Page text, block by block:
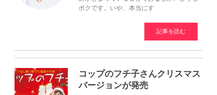
ボクです。いや、本当にす
記事を読む
コップのフチ子さんクリスマス
バージョンが発売